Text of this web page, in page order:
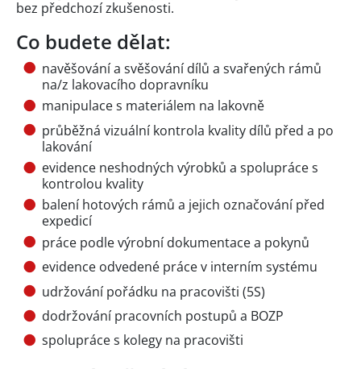
bez předchozí zkušenosti.
Co budete dělat:
navěšování a svěšování dílů a svařených rámů
na/z lakovacího dopravníku
manipulace s materiálem na lakovně
průběžná vizuální kontrola kvality dílů před a po
lakování
evidence neshodných výrobků a spolupráce s
kontrolou kvality
balení hotových rámů a jejich označování před
expedicí
práce podle výrobní dokumentace a pokynů
evidence odvedené práce v interním systému
udržování pořádku na pracovišti (5S)
dodržování pracovních postupů a BOZP
spolupráce s kolegy na pracovišti